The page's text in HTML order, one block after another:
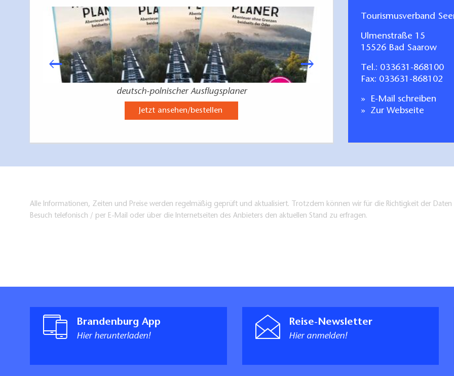
deutsch-polnischer Ausflugsplaner
Jetzt ansehen/bestellen Jetzt
Tourismusverband
Ulmenstraße 15
15526 Bad Saarow
Tel.: 033631-868100
Fax: 033631-868102
E-Mail schreiben
Zur Webseite
Alle Informationen, Zeiten und Preise werden regelmäßig geprüft und aktualisiert. Trotzdem können wir für die Richtigkeit der
Besuch telefonisch / per E-Mail oder über die Internetseiten des Anbieters den aktuellen Stand zu erfragen.
Brandenburg App
Hier herunterladen!
Reise-Newsletter
Hier anmelden!